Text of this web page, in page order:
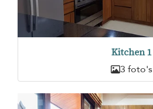
Kitchen 1
3 foto's